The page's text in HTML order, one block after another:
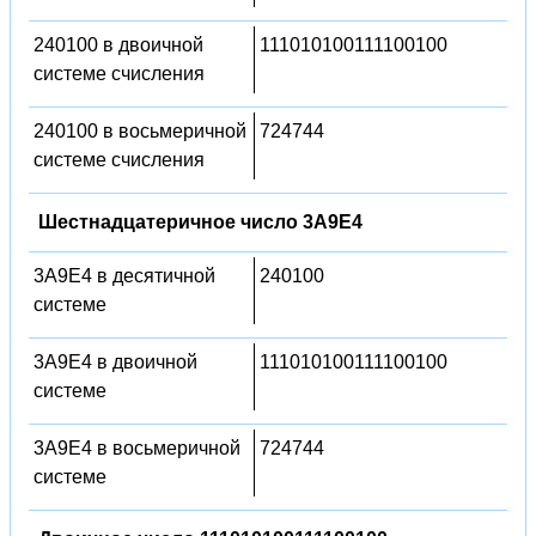
240100 в двоичной
системе счисления
111010100111100100
240100 в восьмеричной
системе счисления
724744
Шестнадцатеричное число 3A9E4
3A9E4 в десятичной
системе
240100
3A9E4 в двоичной
системе
111010100111100100
3A9E4 в восьмеричной
системе
724744